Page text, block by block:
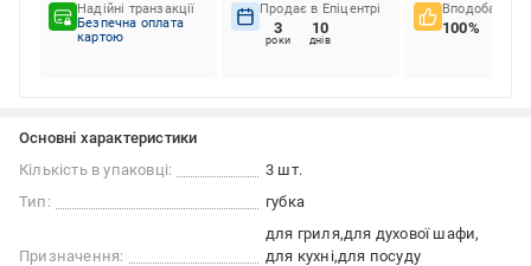
Надійні транзакції
Безпечна оплата
картою
Продає в Епіцентрі
3
роки
10
днів
Вподобання
100%
Основні характеристики
Кількість в упаковці:
3 шт.
Тип:
губка
Призначення:
для гриля для духової шафи
для кухні для посуду